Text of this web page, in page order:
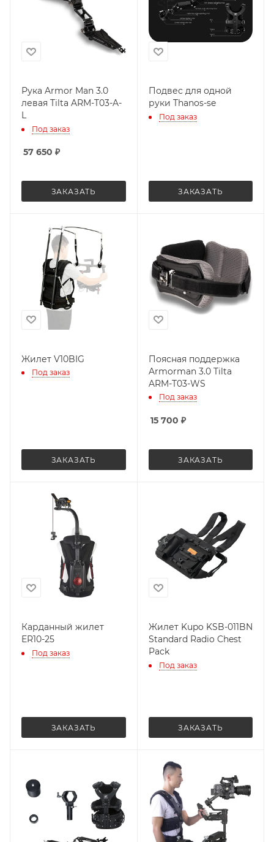
Рука Armor Man 3.0
левая Tilta ARM-T03-A-
L
Под заказ
57 650 ₽
ЗАКАЗАТЬ
Подвес для одной
руки Thanos-se
Под заказ
ЗАКАЗАТЬ
Жилет V10BIG
Под заказ
ЗАКАЗАТЬ
Поясная поддержка
Armorman 3.0 Tilta
ARM-T03-WS
Под заказ
15 700 ₽
ЗАКАЗАТЬ
Карданный жилет
ER10-25
Под заказ
ЗАКАЗАТЬ
Жилет Kupo KSB-011BN
Standard Radio Chest
Pack
Под заказ
ЗАКАЗАТЬ